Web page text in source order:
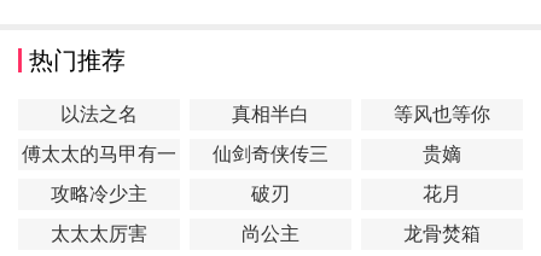
热门推荐
以法之名 真相半白
等风也等你
傅太太的马甲有一
点多
仙剑奇侠传三
贵嫡
攻略冷少主
破刃
花月
太太太厉害
尚公主 龙骨焚箱